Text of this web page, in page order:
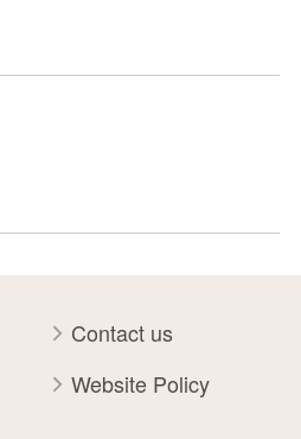
Contact us
Website Policy